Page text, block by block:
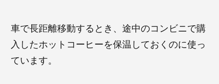
車で長距離移動するとき、途中のコンビニで購
入したホットコーヒーを保温しておくのに使っ
ています。